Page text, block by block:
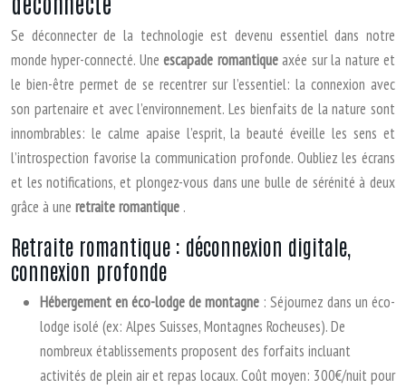
Se déconnecter de la technologie est devenu essentiel dans notre
monde hyper-connecté. Uneescapade romantiqueaxée sur la nature et
le bien-être permet de se recentrer sur l’essentiel: la connexion avec
son partenaire et avec l’environnement. Les bienfaits de la nature sont
innombrables: le calme apaise l’esprit, la beauté éveille les sens et
l’introspection favorise la communication profonde. Oubliez les écrans
et les notifications, et plongez-vous dans une bulle de sérénité à deux
grâce à une retraite romantique .
Retraite romantique : déconnexion digitale,
connexion profonde
Hébergement en éco-lodge de montagne : Séjournez dans un éco-
lodge isolé (ex: Alpes Suisses, Montagnes Rocheuses). De
nombreux établissements proposent des forfaits incluant
activités de plein air et repas locaux. Coût moyen: 300€/nuit pour